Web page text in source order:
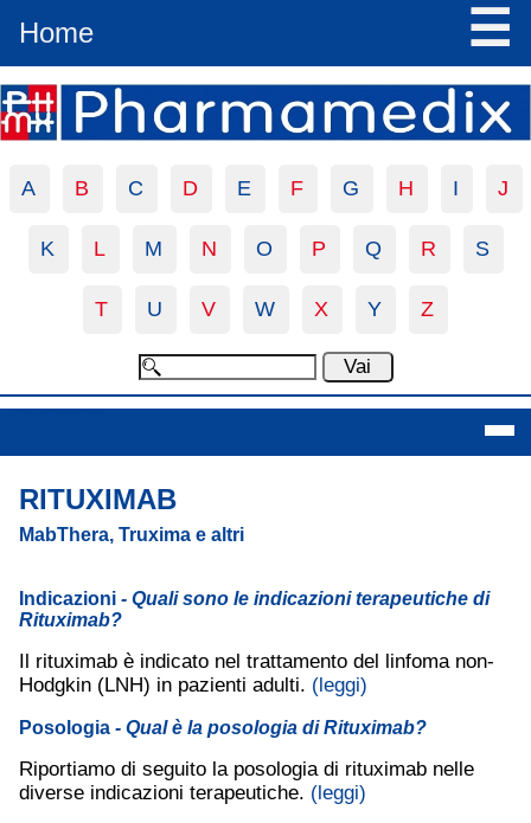
Home ☰
A B C D E F G H I J
K L M N O P Q R S
T U V W X Y Z
Rituximab
RITUXIMAB
MabThera, Truxima e altri
Indicazioni - Quali sono le indicazioni terapeutiche di
Rituximab?
Il rituximab è indicato nel trattamento del linfoma non-
Hodgkin (LNH) in pazienti adulti. (leggi)
Posologia - Qual è la posologia di Rituximab?
Riportiamo di seguito la posologia di rituximab nelle
diverse indicazioni terapeutiche. (leggi)